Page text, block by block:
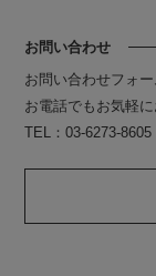
お問い合わせ
お問い合わせフォ
お電話でもお気軽
TEL：03-6273-